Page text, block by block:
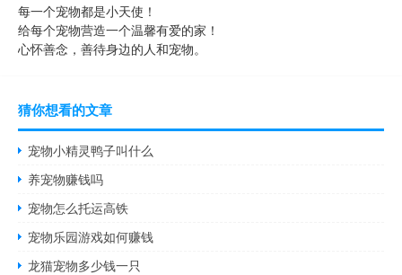
每一个宠物都是小天使！
给每个宠物营造一个温馨有爱的家！
心怀善念，善待身边的人和宠物。
猜你想看的文章
宠物小精灵鸭子叫什么
养宠物赚钱吗
宠物怎么托运高铁
宠物乐园游戏如何赚钱
龙猫宠物多少钱一只